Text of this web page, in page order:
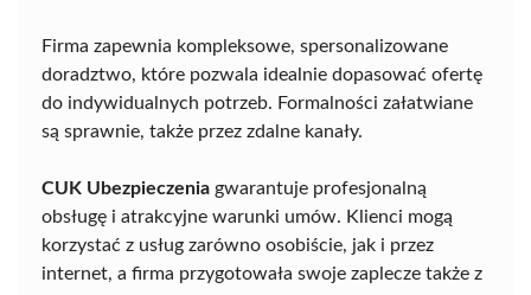
Firma zapewnia kompleksowe, spersonalizowane
doradztwo, które pozwala idealnie dopasować ofertę
do indywidualnych potrzeb. Formalności załatwiane
są sprawnie, także przez zdalne kanały.
CUK Ubezpieczenia gwarantuje profesjonalną
obsługę i atrakcyjne warunki umów. Klienci mogą
korzystać z usług zarówno osobiście, jak i przez
internet, a firma przygotowała swoje zaplecze także z